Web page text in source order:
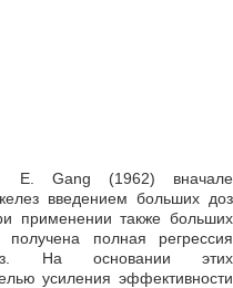
E. Gang (1962) вначале
введением больших доз
применении также больших
получена полная регрессия
На основании этих
усиления эффективности